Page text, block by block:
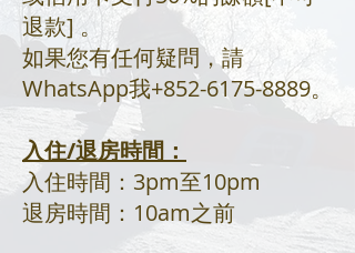
退款] 。
如果您有任何疑問，請
WhatsApp我+852-6175-8889。
入住/退房時間：
入住時間：3pm至10pm
退房時間：10am之前